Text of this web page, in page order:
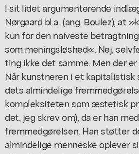
l sit lidet argumenterende
Nørgaard bl.a. (ang. Boulez), at
kun for den naiveste
som meningsløshed«. Nej,
ting ikke det samme. Men der
Når kunstneren i et kapitalistisk
dets almindelige
kompleksiteten som æstetisk
det, jeg skrev om), da er han
fremmedgørelsen. Han støtter
almindelige menneske oplever